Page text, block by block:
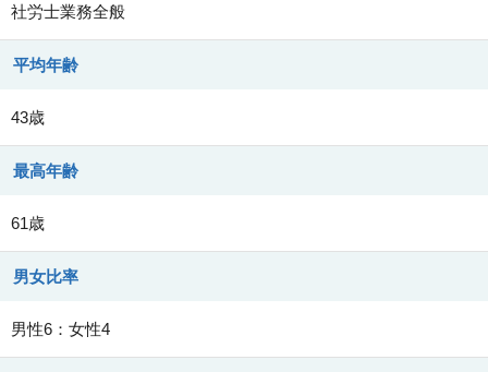
社労士業務全般
平均年齢
43歳
最高年齢
61歳
男女比率
男性6：女性4